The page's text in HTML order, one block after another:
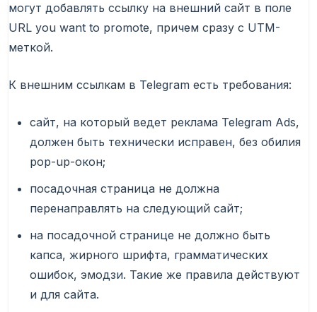
могут добавлять ссылку на внешний сайт в поле
URL you want to promote, причем сразу с UTM-
меткой.
К внешним ссылкам в Telegram есть требования:
сайт, на который ведет реклама Telegram Ads,
должен быть технически исправен, без обилия
pop-up-окон;
посадочная страница не должна
перенаправлять на следующий сайт;
на посадочной странице не должно быть
капса, жирного шрифта, грамматических
ошибок, эмодзи. Такие же правила действуют
и для сайта.